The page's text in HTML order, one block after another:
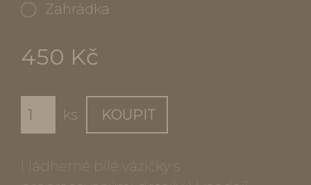
Zahrádka
450 Kč
ks KOUPIT
Nádherné bílé vázičky s